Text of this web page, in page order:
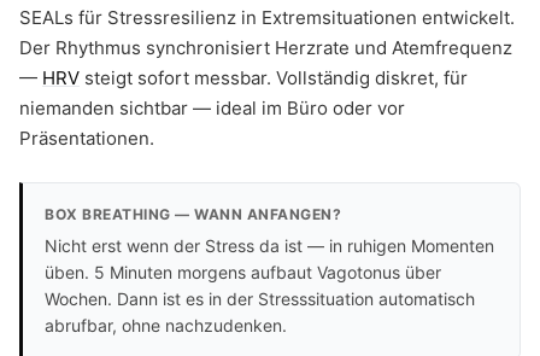
SEALs für Stressresilienz in Extremsituationen entwickelt.
Der Rhythmus synchronisiert Herzrate und Atemfrequenz
— HRV steigt sofort messbar. Vollständig diskret, für
niemanden sichtbar — ideal im Büro oder vor
Präsentationen.
BOX BREATHING — WANN ANFANGEN?
Nicht erst wenn der Stress da ist — in ruhigen Momenten
üben. 5 Minuten morgens aufbaut Vagotonus über
Wochen. Dann ist es in der Stresssituation automatisch
abrufbar, ohne nachzudenken.